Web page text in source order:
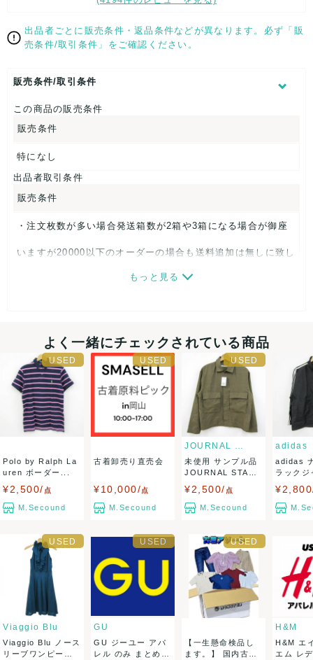
る可能性もあります。
中古品ですのでご理解の上ご検討下さい。
出品者ごとに販売条件・返品条件などが異なります。必ず「販
売条件/取引条件」をご確認ください。
販売条件/取引条件
この商品の販売条件
販売条件
特になし
出品者取引条件
販売条件
・注文枚数が多い場合発送箱数が2箱や3箱になる場合が御座
いますが20000以下のオーダーの場合も送料追加は無しに致し
ました。多くご注文頂く程大変お得な内容になります。
のお客様は 一箱毎に1000円、沖縄/その他離島のお客様は、
一箱毎に1500円、受注確定時に頂戴いたします。
決済方法
クレジットカード、メルペイ、銀行振込、PayPay、コンビ
出荷
送料： (見込み)
送料表を確認する
こちらの出品者の商品を
¥20,000以上注文の場合送料無料に
なります
出荷目安：1週間程度
岡山県から出荷
もっと見る
よく一緒にチェックされている商品
Polo by Ralph La
uren ボーダー...
¥2,500/ 点
M.Secound
古着卸売り直売会
¥10,000/点
M.Secound
JOURNAL STANDARD
未使用 サンプル品
JOURNAL STAND
¥2,500/ 点
M.Secound
adidas
adidas
ラックジ
Viaggio Blu
Viaggio Blu ノース
リーブワンピース
GU
GU ジーユー アパ
レル のみ まとめ売
【一生懸命検品し
ます。】 国内古着
H&M
H&M エ
エム レ